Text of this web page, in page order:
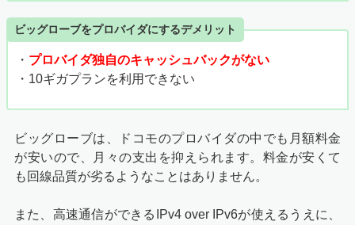
ビッグローブをプロバイダにするデメリット
・ プロバイダ独自のキャッシュバックがない
・10ギガプランを利用できない
ビッグローブは、ドコモのプロバイダの中でも月額料金
が安いので、月々の支出を抑えられます。料金が安くて
も回線品質が劣るようなことはありません。
また、高速通信ができるIPv4 over IPv6が使えるうえに、